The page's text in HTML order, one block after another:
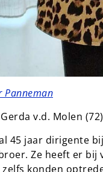
Panneman
v.d. Molen
45 jaar dirigente
Ze heeft er bij
zelfs konden